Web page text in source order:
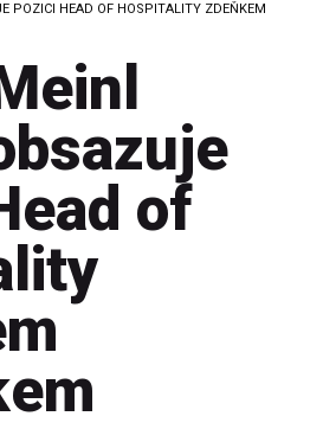
POZICI HEAD OF HOSPITALITY ZDEŇKEM
of